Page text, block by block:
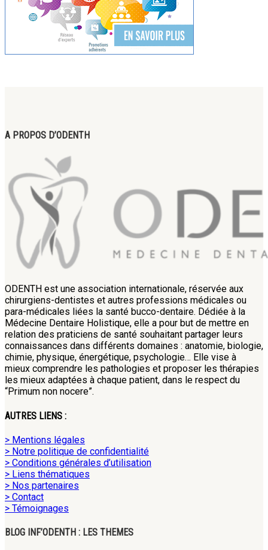
A PROPOS D’ODENTH
ODENTH est une association internationale, réservée aux
chirurgiens-dentistes et autres professions médicales ou
para-médicales liées la santé bucco-dentaire. Dédiée à la
Médecine Dentaire Holistique, elle a pour but de mettre en
relation des praticiens de santé souhaitant partager leurs
connaissances dans différents domaines : anatomie, biologie,
chimie, physique, énergétique, psychologie… Elle vise à
mieux comprendre les pathologies et proposer les thérapies
les mieux adaptées à chaque patient, dans le respect du
“Primum non nocere”.
AUTRES LIENS :
> Mentions légales
> Notre politique de confidentialité
> Conditions générales d’utilisation
> Liens thématiques
> Nos partenaires
> Contact
> Témoignages
BLOG INF’ODENTH : LES THEMES